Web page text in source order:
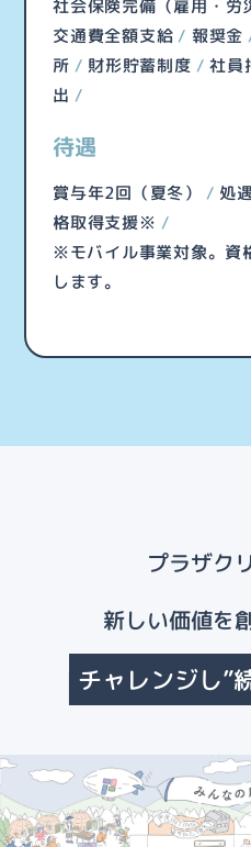
社会保険完備（雇用・労
交通費全額支給 報奨金
所 財形貯蓄制度 社員
出
待遇
賞与年2回（夏冬） 処
格取得支援※
※モバイル事業対象。資
します。
プラザク
新しい価値を
チャレンジし”